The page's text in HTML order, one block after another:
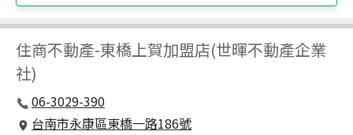
住商不動產-東橋上賀加盟店(世暉不動產企業
社)
06-3029-390
台南市永康區東橋一路186號